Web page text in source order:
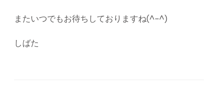
またいつでもお待ちしておりますね(^-^)
しばた